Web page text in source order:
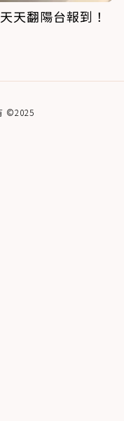
天翻陽台報到！
©2025